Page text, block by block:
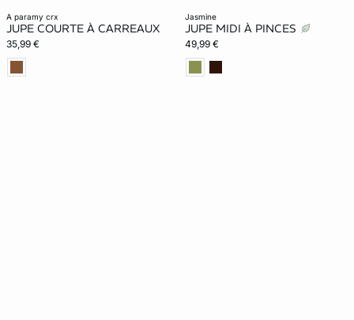
a paramy crx
JUPE COURTE À CARREAUX
35,99 €
jasmine
JUPE MIDI À PINCES
49,99 €